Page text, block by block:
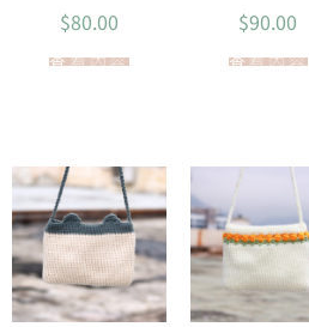
$80.00
查看內容
$90.00
查看內容